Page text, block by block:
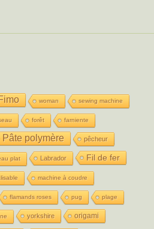
Fimo woman sewing machine
forêt farniente
Pâte polymère pêcheur
plat Labrador Fil de fer
machine à coudre
flamands roses pug plage
yorkshire origami